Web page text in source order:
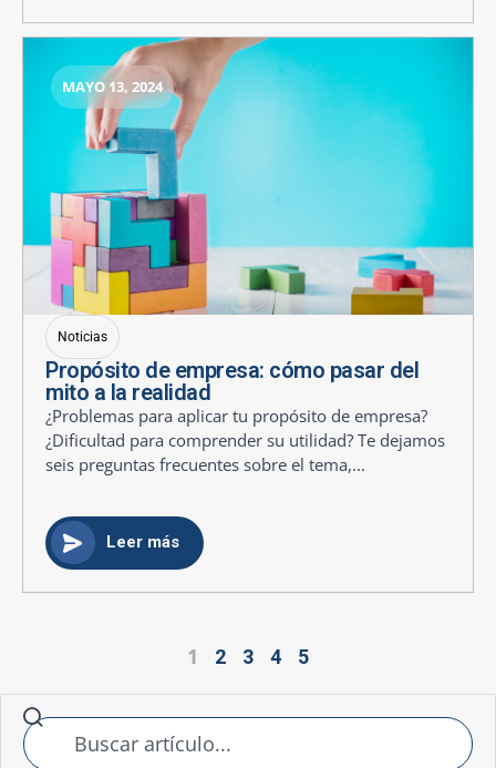
MAYO 13, 2024
Noticias
Propósito de empresa: cómo pasar del
mito a la realidad
¿Problemas para aplicar tu propósito de empresa?
¿Dificultad para comprender su utilidad? Te dejamos
seis preguntas frecuentes sobre el tema,...
Leer más
1 2 3 4 5